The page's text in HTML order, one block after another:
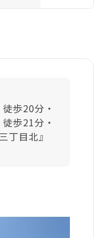
歩20分・
歩21分・
丁目北』